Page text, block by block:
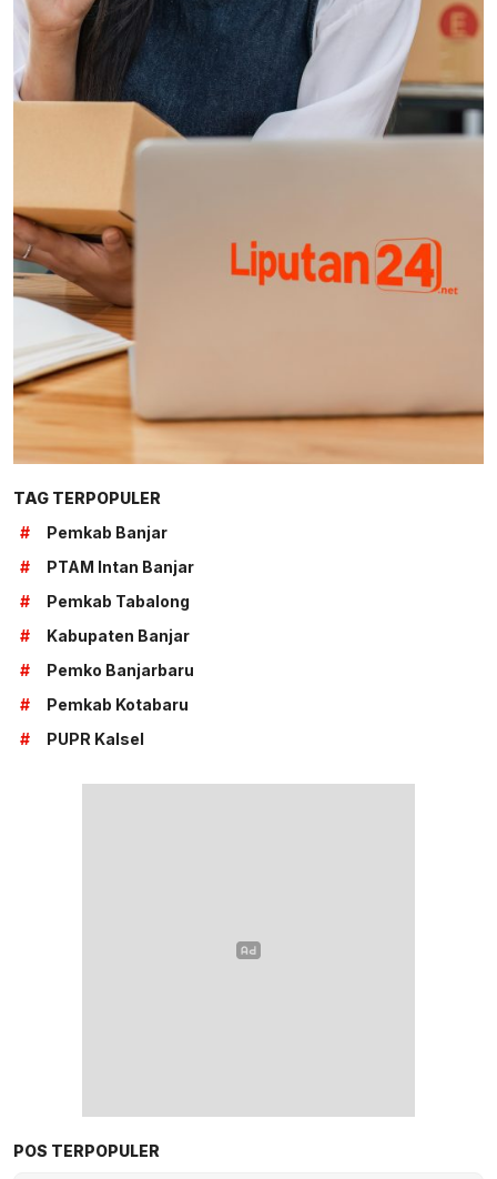
TAG TERPOPULER
#
Pemkab Banjar
#
PTAM Intan Banjar
#
Pemkab Tabalong
#
Kabupaten Banjar
#
Pemko Banjarbaru
#
Pemkab Kotabaru
#
PUPR Kalsel
POS TERPOPULER